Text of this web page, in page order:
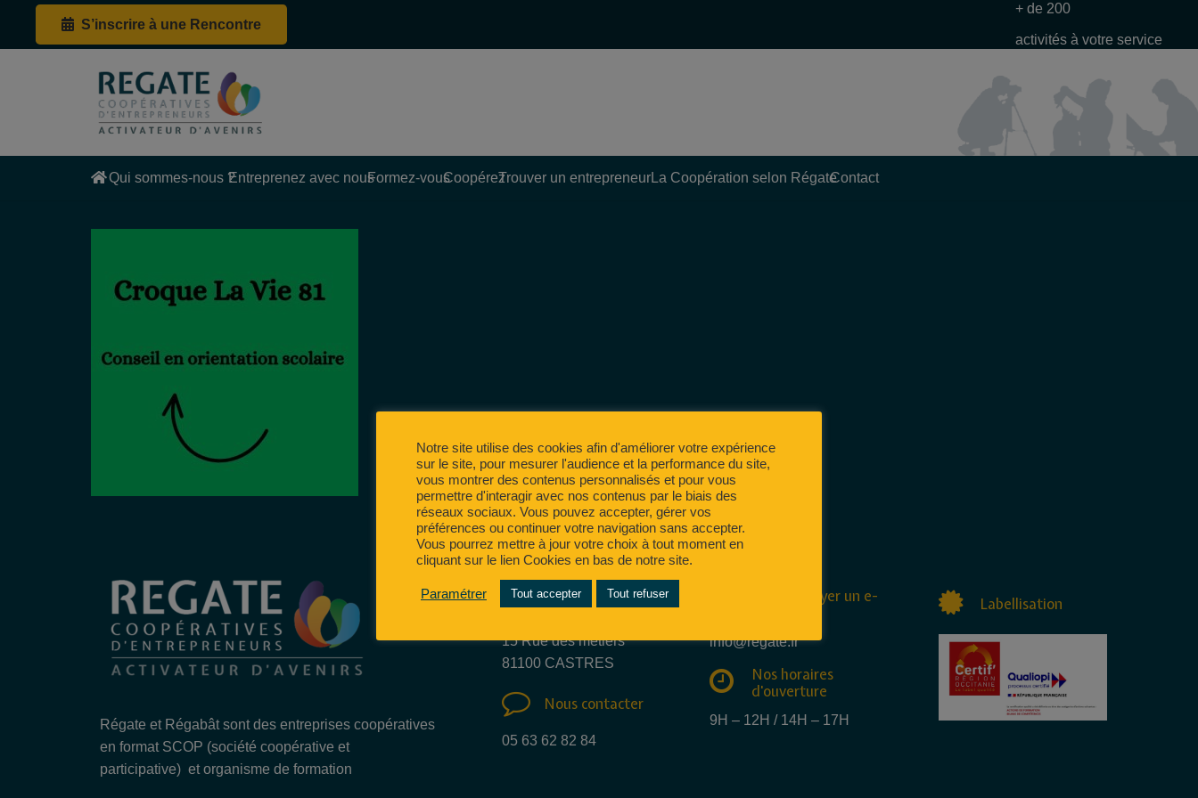
S’inscrire à une Rencontre
+ de 200
activités à votre service
Qui sommes-nous ?Entreprenez avec nousFormez-vousCoopérezTrouver un entrepreneurLa Coopération selon RégateContact
Régate et Régabât sont des entreprises coopératives
en format SCOP (société coopérative et
participative) et organisme de formation
Nous trouver
15 Rue des métiers
81100 CASTRES
Nous contacter
05 63 62 82 84
Nous envoyer un e-
info@regate.fr
Nos horaires
d'ouverture
9H – 12H / 14H – 17H
Labellisation
Notre site utilise des cookies afin d'améliorer votre expérience
sur le site, pour mesurer l'audience et la performance du site,
vous montrer des contenus personnalisés et pour vous
permettre d'interagir avec nos contenus par le biais des
réseaux sociaux. Vous pouvez accepter, gérer vos
préférences ou continuer votre navigation sans accepter.
Vous pourrez mettre à jour votre choix à tout moment en
cliquant sur le lien Cookies en bas de notre site.
Paramétrer Tout accepter Tout refuser